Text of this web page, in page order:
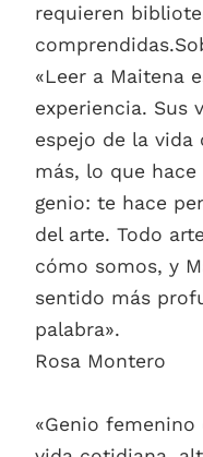
requieren
«Leer a Maitena
experiencia. Sus
espejo de la vida
más, lo que
genio: te hace
del arte. Todo
cómo somos, y
sentido más
palabra».
Rosa Montero
«Genio